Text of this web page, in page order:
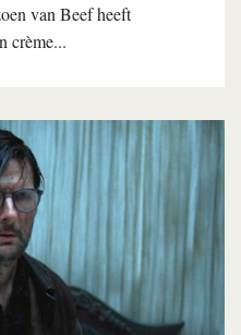
van Beef heeft
crème...